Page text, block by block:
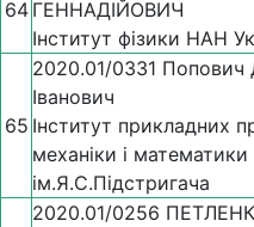
64 ГЕННАДІЙОВИЧ
Інститут фізики НАН
65
2020.01/0331 Попович
Іванович
Інститут прикладних
механіки і математики
ім.Я.С.Підстригача
2020.01/0256